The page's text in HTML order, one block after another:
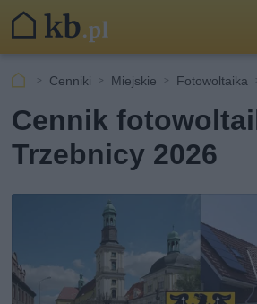
Cenniki Miejskie Fotowoltaika
Cennik
Trzebnicy 2026